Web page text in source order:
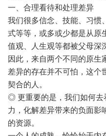
一、合理看待和处理差异
我们很多信念、技能、习惯
式等等，或多或少都是从原
值观、人生观等都被父母深
因此，来自两个不同的原生
差异的存在并不可怕，这个
契合的人。
◎ 更重要的是，我们如何去
力，化解差异带来的负面影
的资源。